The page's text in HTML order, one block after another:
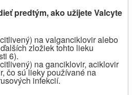
predtým, ako užijeteValcyte
navalgancikloviralebo
zložiek tohto lieku
6).
naganciklovir, aciklovir
čo sú lieky používané na
infekcií.